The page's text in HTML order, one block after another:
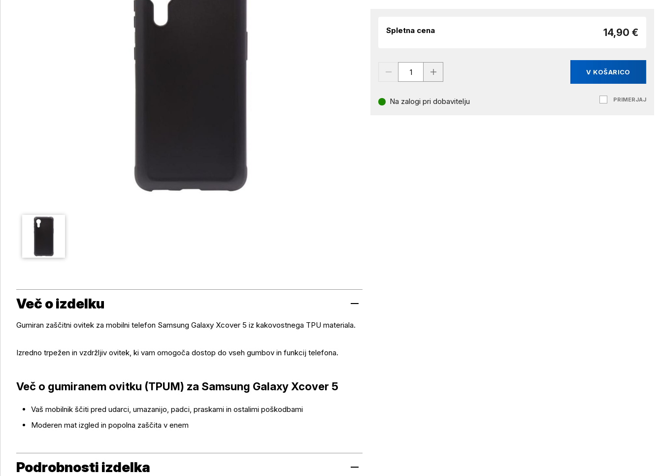
Spletna cena 14,90 €
V KOŠARICO
Na zalogi pri dobavitelju PRIMERJAJ
Več o izdelku
Gumiran zaščitni ovitek za mobilni telefon Samsung Galaxy Xcover 5 iz kakovostnega TPU materiala.
Izredno trpežen in vzdržljiv ovitek, ki vam omogoča dostop do vseh gumbov in funkcij telefona.
Več o gumiranem ovitku (TPUM) za Samsung Galaxy Xcover 5
Vaš mobilnik ščiti pred udarci, umazanijo, padci, praskami in ostalimi poškodbami
Moderen mat izgled in popolna zaščita v enem
Podrobnosti izdelka